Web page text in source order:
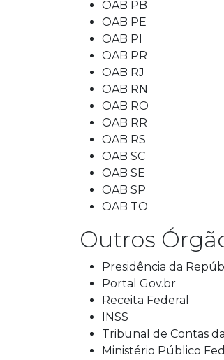
OAB PB
OAB PE
OAB PI
OAB PR
OAB RJ
OAB RN
OAB RO
OAB RR
OAB RS
OAB SC
OAB SE
OAB SP
OAB TO
Outros
Presidência da
Portal Gov.br
Receita Federal
INSS
Tribunal de Contas
Ministério Público